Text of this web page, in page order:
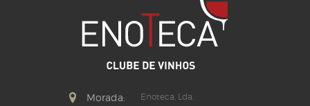
Morada:
Enoteca, Lda.